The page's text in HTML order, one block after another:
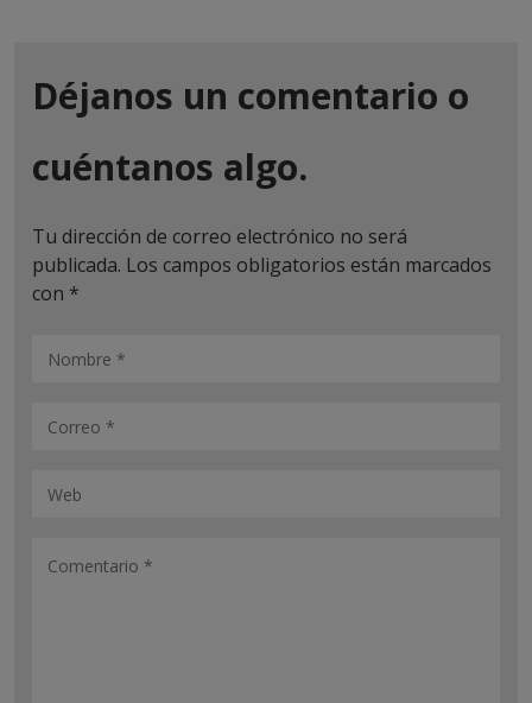
Déjanos un comentario o
cuéntanos algo.
Tu dirección de correo electrónico no será
publicada. Los campos obligatorios están marcados
con *